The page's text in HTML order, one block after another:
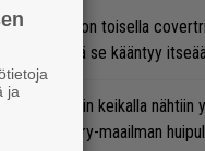
Saimaa on toisella
että se kääntyy
N’ Rosesin keikalla nähtiin
country-maailman
ja